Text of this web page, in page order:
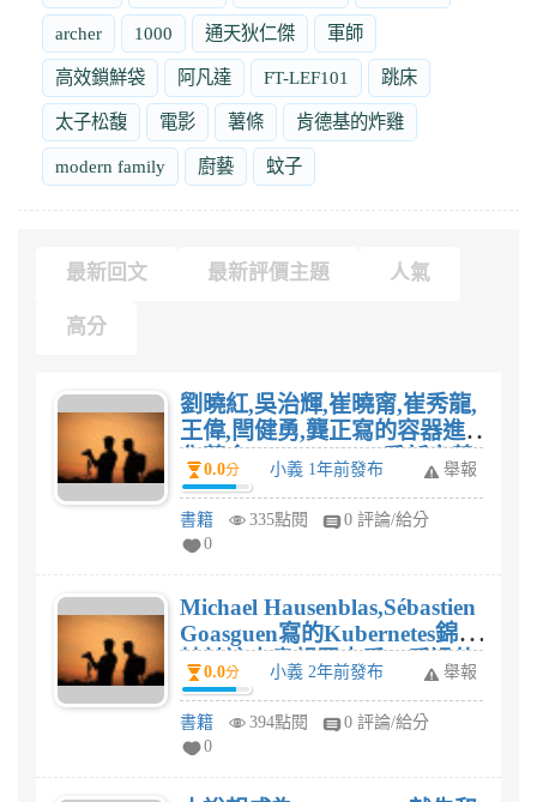
archer 1000 通天狄仁傑 軍師
高效鎖鮮袋 阿凡達 FT-LEF101 跳床
太子松馥 電影 薯條 肯德基的炸雞
modern family 廚藝 蚊子
最新回文 最新評價主題 人氣
高分
劉曉紅,吳治輝,崔曉甯,崔秀龍,
王偉,閆健勇,龔正寫的容器進
化革命：Kubernetes重新定義
資訊世紀：Kubernetes權威指
南這本書想買來看，看過的可
以評價一下嗎?謝謝！
0.0分 小義 1年前發布 舉報
書籍 335點閱
0 評論/給分
0
Michael Hausenblas,Sébastien
Goasguen寫的Kubernetes錦囊
妙計這本書想買來看，看過的
可以評價一下嗎?謝謝！
0.0分 小義 2年前發布 舉報
書籍 394點閱
0 評論/給分
0